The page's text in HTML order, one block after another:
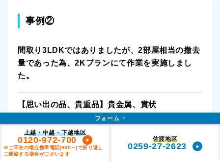
事例②
間取り3LDKではありましたが、2部屋相当の撤去
量であった為、2Kプランにて作業を実施しまし
た。
【思い出の品、貴重品】貴金属、賞状
90,000円（税別）/ 部屋の広さ(3LDK)
フォーム
上越・中越・下越地区
0120-972-700
※ご不在の場合携帯電話(090～)で折り返し
ご連絡する場合がございます
佐渡地区
0259-27-2623